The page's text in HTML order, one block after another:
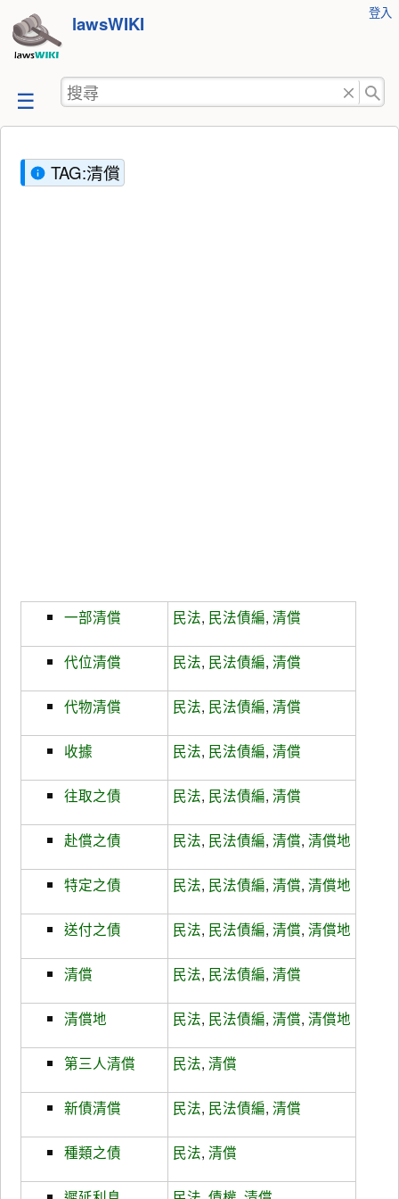
跳
至
容
lawsWIKI
工
登入
搜
尋
TAG:清償
一部清償 民法, 民法債編,清償
代位清償 民法, 民法債編,清償
代物清償 民法, 民法債編,清償
收據 民法, 民法債編,清償
往取之債 民法, 民法債編,清償
赴償之債 民法, 民法債編,清償,清償地
特定之債 民法, 民法債編,清償,清償地
送付之債 民法, 民法債編,清償,清償地
清償 民法, 民法債編,清償
清償地 民法, 民法債編,清償,清償地
第三人清償 民法,清償
新債清償 民法, 民法債編,清償
種類之債 民法,清償